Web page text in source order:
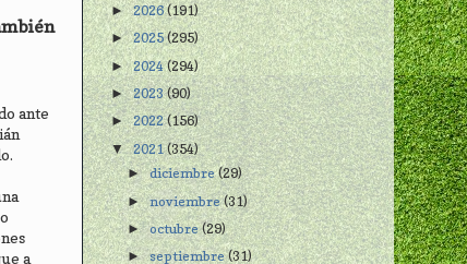
ante
a
►2026(191)
►2025(295)
►2024(294)
►2023(90)
►2022(156)
▼2021(354)
►diciembre(29)
►noviembre(31)
►octubre(29)
►septiembre(31)